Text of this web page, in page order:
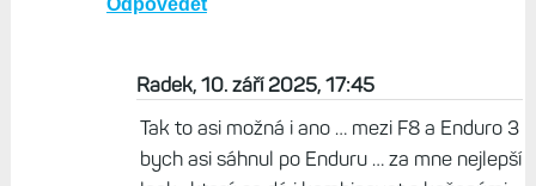
stále ještě preferuji i atraktivní vzhled.
Život s Garminem, 10. září 2025, 17:22
Jsem asi jeden z mála, komu se Enduro 3 líbí